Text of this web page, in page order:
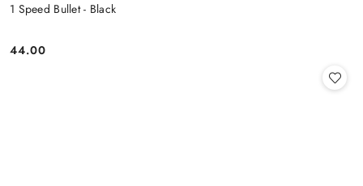
1 Speed Bullet - Black
Cena:
44.00